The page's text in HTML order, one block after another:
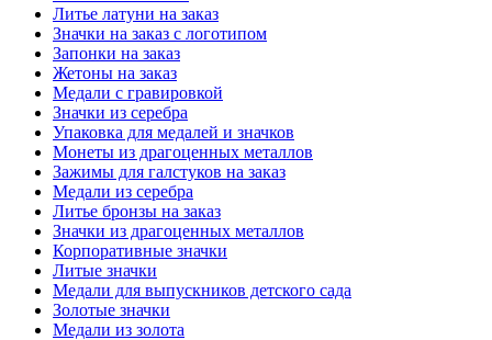
Литье латуни на заказ
Значки на заказ с логотипом
Запонки на заказ
Жетоны на заказ
Медали с гравировкой
Значки из серебра
Упаковка для медалей и значков
Монеты из драгоценных металлов
Зажимы для галстуков на заказ
Медали из серебра
Литье бронзы на заказ
Значки из драгоценных металлов
Корпоративные значки
Литые значки
Медали для выпускников детского сада
Золотые значки
Медали из золота